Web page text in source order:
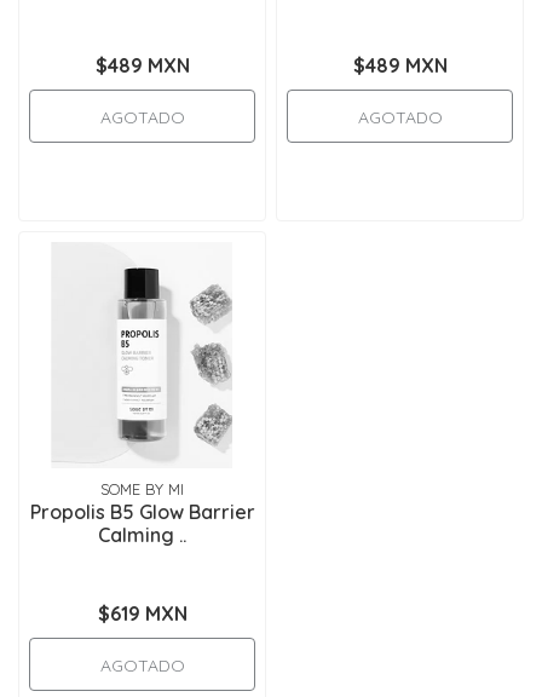
$489 MXN
AGOTADO
$489 MXN
AGOTADO
SOME BY MI
Propolis B5 Glow Barrier
Calming ..
$619 MXN
AGOTADO